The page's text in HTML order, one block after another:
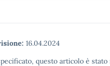
16.04.2024
questo articolo è